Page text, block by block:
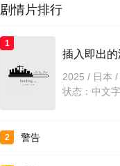
剧情片排行
1
插入即出
2025 / 日本
状态：中文
2 警告